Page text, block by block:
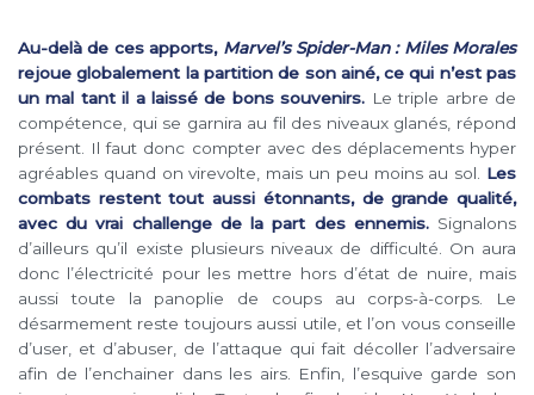
Au-delà de ces apports, Marvel’s Spider-Man : Miles Morales
rejoue globalement la partition de son ainé, ce qui n’est pas
un mal tant il a laissé de bons souvenirs. Le triple arbre de
compétence, qui se garnira au fil des niveaux glanés, répond
présent. Il faut donc compter avec des déplacements hyper
agréables quand on virevolte, mais un peu moins au sol. Les
combats restent tout aussi étonnants, de grande qualité,
avec du vrai challenge de la part des ennemis.Signalons
d’ailleurs qu’il existe plusieurs niveaux de difficulté. On aura
donc l’électricité pour les mettre hors d’état de nuire, mais
aussi toute la panoplie de coups au corps-à-corps. Le
désarmement reste toujours aussi utile, et l’on vous conseille
d’user, et d’abuser, de l’attaque qui fait décoller l’adversaire
afin de l’enchainer dans les airs. Enfin, l’esquive garde son